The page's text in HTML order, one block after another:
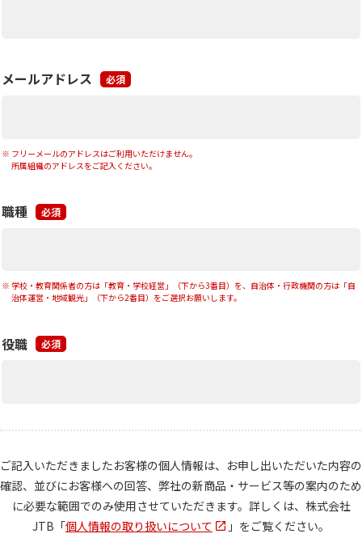
メールアドレス 必須
フリーメールのアドレスはご利用いただけません。
所属組織のアドレスをご記入ください。
職種 必須
学校・教育関係者の方は「教育・学校経営」（下から3番目）を、自治体・行政機関の方は「自
治体運営・地域観光」（下から2番目）をご選択お願いします。
役職 必須
ご記入いただきましたお客様の個人情報は、お申し出いただいた内容の
確認、 並びにお客様への回答、弊社の新商品・サービス等の案内のため
に必要な範囲でのみ使用させていただきます。 詳しくは、株式会社
JTB「個人情報の取り扱いについて 」をご覧ください。